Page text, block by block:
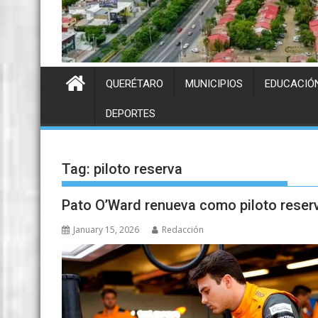
QUERÉTARO MUNICIPIOS
DEPORTES
Tag: piloto reserva
Pato O’Ward renueva como piloto
January 15, 2026 Redacción